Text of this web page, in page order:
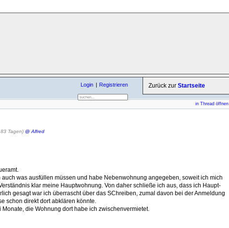
Zurück zur Startseite
Login Registrieren
in Thread öffnen
Tagen) @ Alfred
was ausfüllen müssen und habe Nebenwohnung angegeben, soweit ich mich
klar meine Hauptwohnung. Von daher schließe ich aus, dass ich Haupt-
gesagt war ich überrascht über das SChreiben, zumal davon bei der Anmeldung
schon direkt dort abklären könnte.
die Wohnung dort habe ich zwischenvermietet.